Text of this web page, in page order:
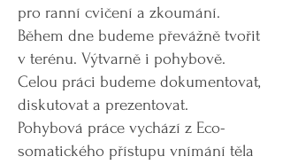
pro ranní cvičení a zkoumání.
Během dne budeme převážně tvořit
v terénu. Výtvarně i pohybově.
Celou práci budeme dokumentovat,
diskutovat a prezentovat.
Pohybová práce vychází z Eco-
somatického přístupu vnímání těla